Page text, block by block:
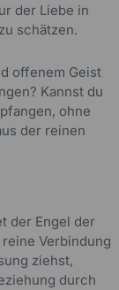
der Liebe in
schätzen.
offenem Geist
Kannst du
ohne
der reinen
der Engel der
Verbindung
ziehst,
durch